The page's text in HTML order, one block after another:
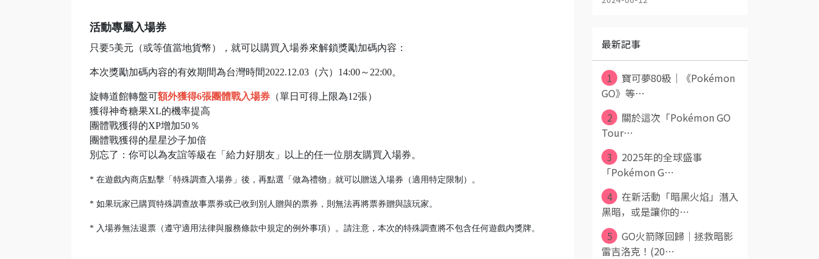
活動專屬入場券
只要5美元（或等值當地貨幣），就可以購買入場券來解鎖獎勵加碼內容：
本次獎勵加碼內容的有效期間為台灣時間2022.12.03（六）14:00～22:00。
旋轉道館轉盤可額外獲得6張團體戰入場券 （單日可得上限為12張）
獲得神奇糖果XL的機率提高
團體戰獲得的XP增加50％
團體戰獲得的星星沙子加倍
別忘了：你可以為友誼等級在「給力好朋友」以上的任一位朋友購買入場券。
* 在遊戲內商店點擊「特殊調查入場券」後，再點選「做為禮物」就可以贈送入場券（適用特定限制）。
* 如果玩家已購買特殊調查故事票券或已收到別人贈與的票券，則無法再將票券贈與該玩家。
* 入場券無法退票（遵守適用法律與服務條款中規定的例外事項）。請注意，本次的特殊調查將不包含任何遊戲內獎牌。
最新記事
1
寶可夢80級｜《Pokémon
GO》等⋯
2
關於這次「Pokémon GO
Tour⋯
3
2025年的全球盛事
「Pokémon G⋯
4
在新活動「暗黑火焰」潛入
黑暗，或是讓你的⋯
5
GO火箭隊回歸｜拯救暗影
雷吉洛克！(20⋯